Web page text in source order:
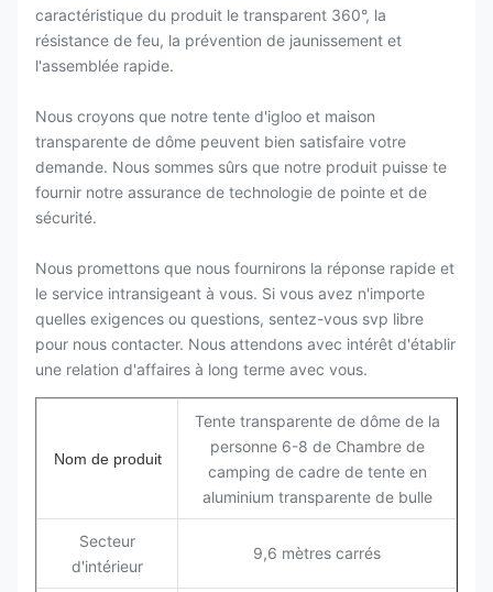
caractéristique du produit le transparent 360°, la
résistance de feu, la prévention de jaunissement et
l'assemblée rapide.
Nous croyons que notre tente d'igloo et maison
transparente de dôme peuvent bien satisfaire votre
demande. Nous sommes sûrs que notre produit puisse te
fournir notre assurance de technologie de pointe et de
sécurité.
Nous promettons que nous fournirons la réponse rapide et
le service intransigeant à vous. Si vous avez n'importe
quelles exigences ou questions, sentez-vous svp libre
pour nous contacter. Nous attendons avec intérêt d'établir
une relation d'affaires à long terme avec vous.
Nom de produit
Tente transparente de dôme de la
personne 6-8 de Chambre de
camping de cadre de tente en
aluminium transparente de bulle
Secteur
d'intérieur
9,6 mètres carrés